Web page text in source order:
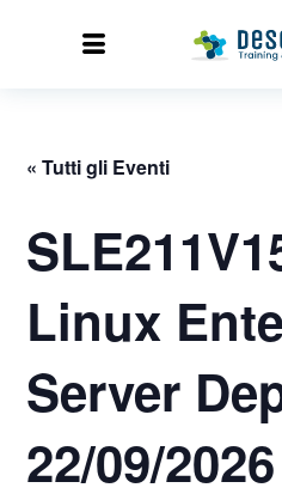
« Tutti gli Eventi
Linux
Server
22/09/2026